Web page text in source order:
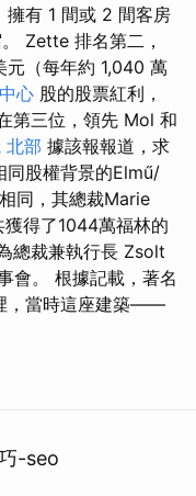
擁有 1 間或 2 間客房
Zette 排名第二，
元（每年約 1,040 萬
心 股的股票紅利，
第三位，領先 Mol 和
北部 據該報報道，求
同股權背景的Elmű/
同，其總裁Marie
得了1044萬福林的
總裁兼執行長 Zsolt
會。 根據記載，著名
，當時這座建築——
-seo